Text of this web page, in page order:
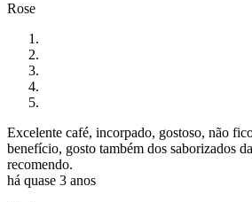
Rose
Excelente café, incorpado, gostoso, não
benefício, gosto também dos saborizados
recomendo.
há quase 3 anos